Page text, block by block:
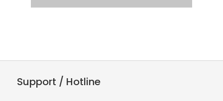
Support / Hotline